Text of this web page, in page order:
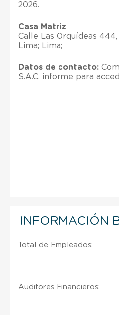
2026.
Casa Matriz
Calle Las Orquídeas 444,
Lima; Lima;
Datos de contacto:
S.A.C. informe para
INFORMACIÓN
Total de Empleados:
Auditores Financieros: